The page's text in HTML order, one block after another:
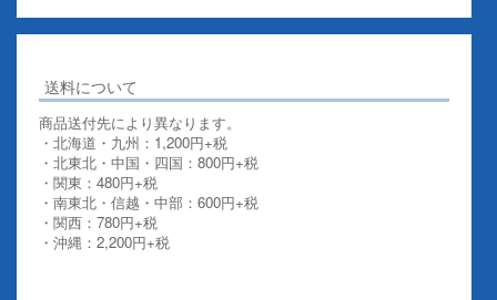
送料について
商品送付先により異なります。
・北海道・九州：1,200円+税
・北東北・中国・四国：800円+税
・関東：480円+税
・南東北・信越・中部：600円+税
・関西：780円+税
・沖縄：2,200円+税